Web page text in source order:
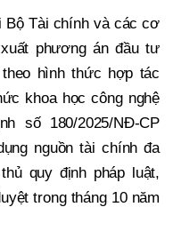
Bộ Tài chính và các cơ
phương án đầu tư
hình thức hợp tác
khoa học công nghệ
số 180/2025/NĐ-CP
nguồn tài chính đa
quy định pháp luật,
trong tháng 10 năm